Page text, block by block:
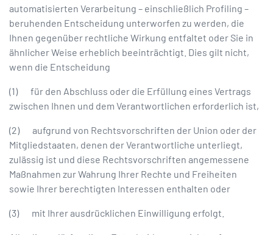
automatisierten Verarbeitung – einschließlich Profiling –
beruhenden Entscheidung unterworfen zu werden, die
Ihnen gegenüber rechtliche Wirkung entfaltet oder Sie in
ähnlicher Weise erheblich beeinträchtigt. Dies gilt nicht,
wenn die Entscheidung
(1) für den Abschluss oder die Erfüllung eines Vertrags
zwischen Ihnen und dem Verantwortlichen erforderlich ist,
(2) aufgrund von Rechtsvorschriften der Union oder der
Mitgliedstaaten, denen der Verantwortliche unterliegt,
zulässig ist und diese Rechtsvorschriften angemessene
Maßnahmen zur Wahrung Ihrer Rechte und Freiheiten
sowie Ihrer berechtigten Interessen enthalten oder
(3) mit Ihrer ausdrücklichen Einwilligung erfolgt.